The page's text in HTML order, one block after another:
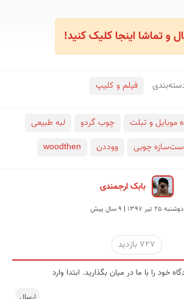
بابک ارجمندی
دوشنبه 25 تير 1397 | 9 سال پیش
فیلم و کلیپ
موبایل و تبلت چوب گردو
لبه طبیعی
چوبی ووددن woodthen
727 بازدید
و تماشا اینجا کلیک کنید!